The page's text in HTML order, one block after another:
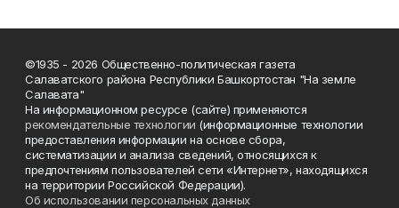
©1935 - 2026 Общественно-политическая газета
Салаватского района Республики Башкортостан "На земле
Салавата"
На информационном ресурсе (сайте) применяются
рекомендательные технологии (информационные технологии
предоставления информации на основе сбора,
систематизации и анализа сведений, относящихся к
предпочтениям пользователей сети «Интернет», находящихся
на территории Российской Федерации).
Об использовании персональных данных